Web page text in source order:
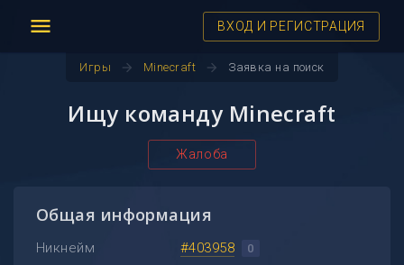
menu ВХОД И РЕГИСТРАЦИЯ
Игры arrow_forward Minecraft arrow_forward Заявка на поиск
Ищу команду Minecraft
Жалоба
Общая информация
Никнейм #403958 0